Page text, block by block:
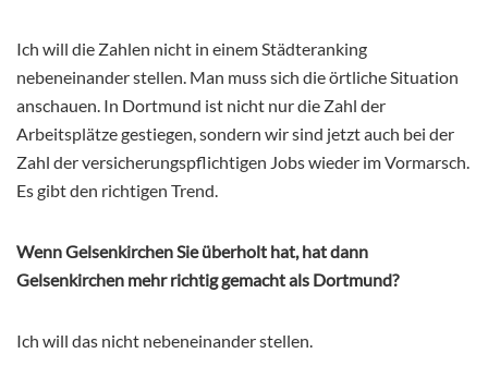
Ich will die Zahlen nicht in einem Städteranking
nebeneinander stellen. Man muss sich die örtliche Situation
anschauen. In Dortmund ist nicht nur die Zahl der
Arbeitsplätze gestiegen, sondern wir sind jetzt auch bei der
Zahl der versicherungspflichtigen Jobs wieder im Vormarsch.
Es gibt den richtigen Trend.
Wenn Gelsenkirchen Sie überholt hat, hat dann
Gelsenkirchen mehr richtig gemacht als Dortmund?
Ich will das nicht nebeneinander stellen.